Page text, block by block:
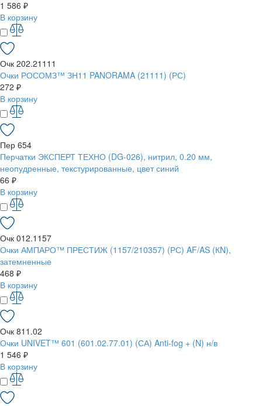
1 586 ₽
В корзину
Очк 202.21111
Очки РОСОМЗ™ ЗН11 PANORAMA (21111) (РС)
272 ₽
В корзину
Пер 654
Перчатки ЭКСПЕРТ ТЕХНО (DG-026), нитрил, 0.20 мм,
неопудренные, текстурированные, цвет синий
66 ₽
В корзину
Очк 012.1157
Очки АМПАРО™ ПРЕСТИЖ (1157/210357) (РС) AF/AS (КN),
затемненные
468 ₽
В корзину
Очк 811.02
Очки UNIVET™ 601 (601.02.77.01) (СА) Anti-fog + (N) н/в
1 546 ₽
В корзину